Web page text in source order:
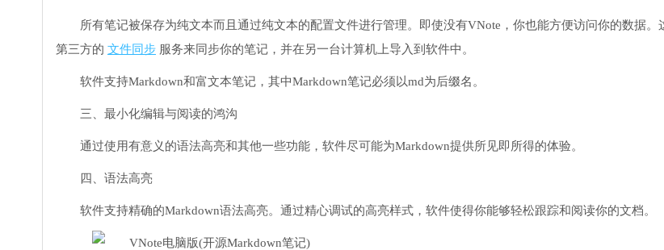
所有笔记被保存为纯文本而且通过纯文本的配置文件进行管理。即使没有VNote，你也能方便访问你的数据。
第三方的 文件同步 服务来同步你的笔记，并在另一台计算机上导入到软件中。
软件支持Markdown和富文本笔记，其中Markdown笔记必须以md为后缀名。
三、最小化编辑与阅读的鸿沟
通过使用有意义的语法高亮和其他一些功能，软件尽可能为Markdown提供所见即所得的体验。
四、语法高亮
软件支持精确的Markdown语法高亮。通过精心调试的高亮样式，软件使得你能够轻松跟踪和阅读你的文档。